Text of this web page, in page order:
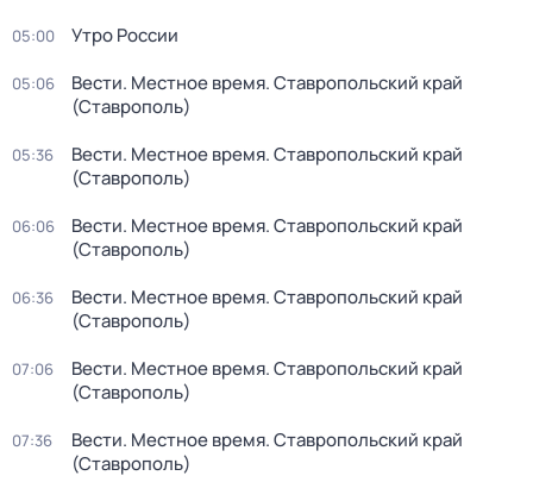
05:00 Утро России
05:06
Вести. Местное время. Ставропольский край
(Ставрополь)
05:36
Вести. Местное время. Ставропольский край
(Ставрополь)
06:06
Вести. Местное время. Ставропольский край
(Ставрополь)
06:36
Вести. Местное время. Ставропольский край
(Ставрополь)
07:06
Вести. Местное время. Ставропольский край
(Ставрополь)
07:36
Вести. Местное время. Ставропольский край
(Ставрополь)